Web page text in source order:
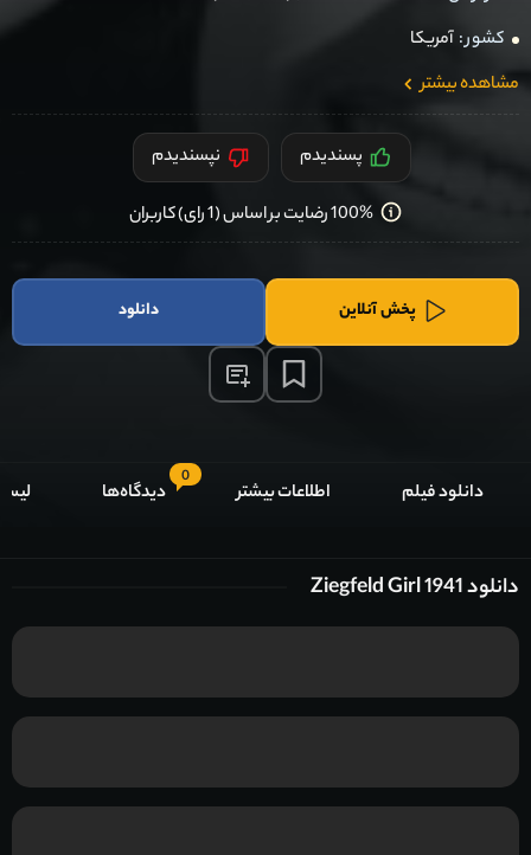
کشور : آمریکا
مشاهده بیشتر
پسندیدم نپسندیدم
100% رضایت بر اساس (1 رای) کاربران
پخش آنلاین دانلود
دانلود فیلم اطلاعات بیشتر
0
دیدگاه‌ها
دانلود Ziegfeld Girl 1941